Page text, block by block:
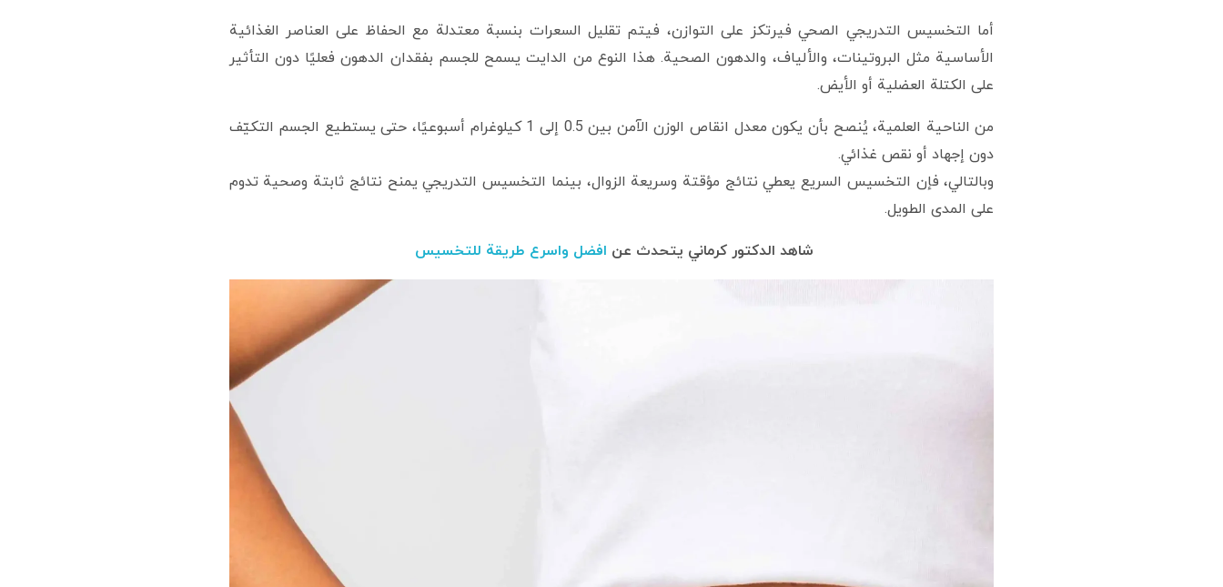
أما التخسيس التدريجي الصحي فيرتكز على التوازن، فيتم تقليل السعرات بنسبة معتدلة مع الحفاظ على العناصر الغذائية
الأساسية مثل البروتينات، والألياف، والدهون الصحية. هذا النوع من الدايت يسمح للجسم بفقدان الدهون فعليًا دون التأثير
على الكتلة العضلية أو الأيض.
من الناحية العلمية، يُنصح بأن يكون معدل انقاص الوزن الآمن بين 0.5 إلى 1 كيلوغرام أسبوعيًا، حتى يستطيع الجسم التكيّف
دون إجهاد أو نقص غذائي.
وبالتالي، فإن التخسيس السريع يعطي نتائج مؤقتة وسريعة الزوال، بينما التخسيس التدريجي يمنح نتائج ثابتة وصحية تدوم
على المدى الطويل.
شاهد الدكتور كرماني يتحدث عن افضل واسرع طريقة للتخسيس